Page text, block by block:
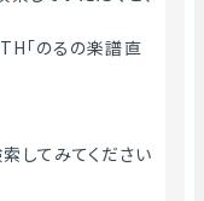
「のるの楽譜直
てみてください